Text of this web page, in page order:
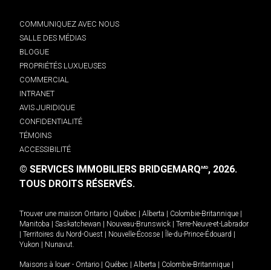
COMMUNIQUEZ AVEC NOUS
SALLE DES MÉDIAS
BLOGUE
PROPRIÉTÉS LUXUEUSES
COMMERCIAL
INTRANET
AVIS JURIDIQUE
CONFIDENTIALITÉ
TÉMOINS
ACCESSIBILITÉ
© SERVICES IMMOBILIERS BRIDGEMARQMD, 2026.
TOUS DROITS RÉSERVÉS.
Trouver une maison Ontario Québec Alberta Colombie-Britannique
Manitoba
Saskatchewan Nouveau-Brunswick
Terre-Neuve-et-Labrador
Territoires du Nord-Ouest Nouvelle-Écosse Île-du-Prince-Édouard
Yukon
Nunavut.
Maisons à louer - Ontario Québec Alberta Colombie-Britannique